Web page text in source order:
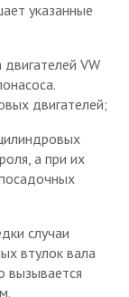
указанные
VW
двигателей;
а при их
случаи
втулок вала
вызывается